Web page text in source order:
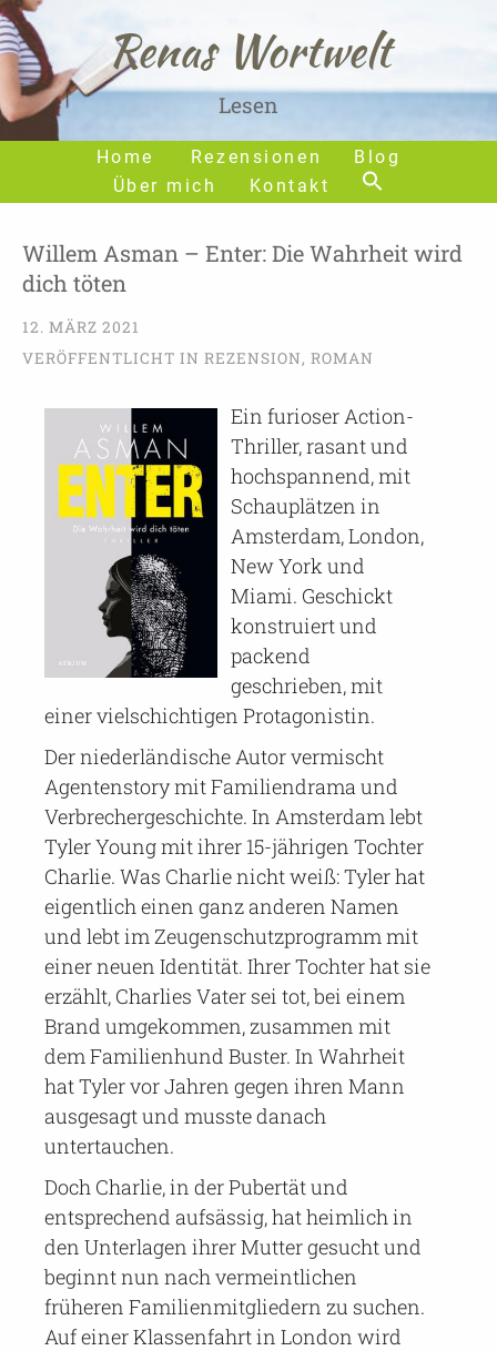
Home Rezensionen
Blog
Über mich
Kontakt
Renas Wortwelt
Lesen
Willem Asman – Enter: Die Wahrheit wird
dich töten
12. MÄRZ 2021
VERÖFFENTLICHT IN REZENSION, ROMAN
Ein furioser Action-
Thriller, rasant und
hochspannend, mit
Schauplätzen in
Amsterdam, London,
New York und
Miami. Geschickt
konstruiert und
packend
geschrieben, mit
einer vielschichtigen Protagonistin.
Der niederländische Autor vermischt
Agentenstory mit Familiendrama und
Verbrechergeschichte. In Amsterdam lebt
Tyler Young mit ihrer 15-jährigen Tochter
Charlie. Was Charlie nicht weiß: Tyler hat
eigentlich einen ganz anderen Namen
und lebt im Zeugenschutzprogramm mit
einer neuen Identität. Ihrer Tochter hat sie
erzählt, Charlies Vater sei tot, bei einem
Brand umgekommen, zusammen mit
dem Familienhund Buster. In Wahrheit
hat Tyler vor Jahren gegen ihren Mann
ausgesagt und musste danach
untertauchen.
Doch Charlie, in der Pubertät und
entsprechend aufsässig, hat heimlich in
den Unterlagen ihrer Mutter gesucht und
beginnt nun nach vermeintlichen
früheren Familienmitgliedern zu suchen.
Auf einer Klassenfahrt in London wird